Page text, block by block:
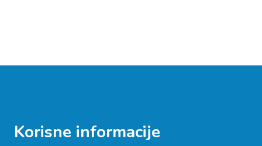
Korisne informacije